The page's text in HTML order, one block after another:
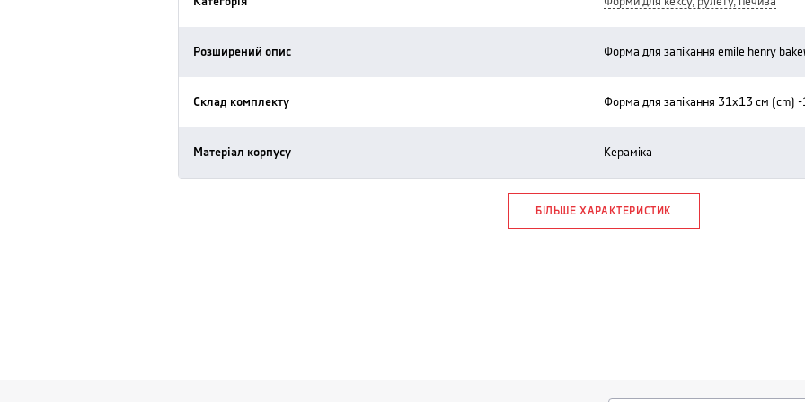
Розширений опис форма для запікання emile henry
Склад комплекту форма для запікання 31x13 см (cm)
Матеріал корпусу кераміка
БІЛЬШЕ ХАРАКТЕРИСТИК